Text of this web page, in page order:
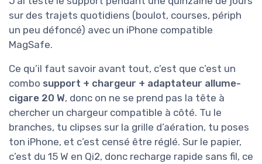
sur des trajets quotidiens (boulot, courses, périph
un peu défoncé) avec un iPhone compatible
MagSafe.
Ce qu’il faut savoir avant tout, c’est que c’est un
combo support + chargeur + adaptateur allume-
cigare 20 W, donc on ne se prend pas la tête à
chercher un chargeur compatible à côté. Tu le
branches, tu clipses sur la grille d’aération, tu poses
ton iPhone, et c’est censé être réglé. Sur le papier,
c’est du 15 W en Qi2, donc recharge rapide sans fil, ce